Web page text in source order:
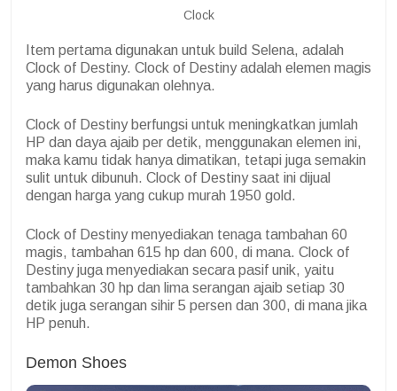
Clock
Item pertama digunakan untuk build Selena, adalah
Clock of Destiny. Clock of Destiny adalah elemen magis
yang harus digunakan olehnya.
Clock of Destiny berfungsi untuk meningkatkan jumlah
HP dan daya ajaib per detik, menggunakan elemen ini,
maka kamu tidak hanya dimatikan, tetapi juga semakin
sulit untuk dibunuh. Clock of Destiny saat ini dijual
dengan harga yang cukup murah 1950 gold.
Clock of Destiny menyediakan tenaga tambahan 60
magis, tambahan 615 hp dan 600, di mana. Clock of
Destiny juga menyediakan secara pasif unik, yaitu
tambahkan 30 hp dan lima serangan ajaib setiap 30
detik juga serangan sihir 5 persen dan 300, di mana jika
HP penuh.
Demon Shoes